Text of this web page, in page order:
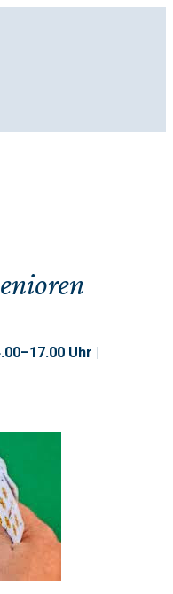
Uhr |